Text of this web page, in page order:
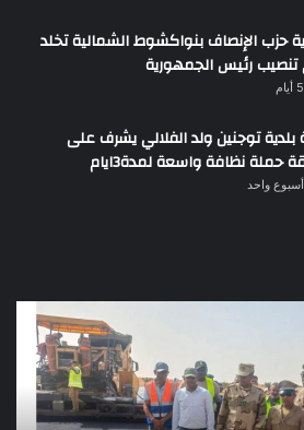
حزب الإنصاف بنواكشوط الشمالية تخلد
رئيس الجمهورية
توجنين ولد الفلالي يشرف على
حملة نظافة واسعة لمدة3ايام
واحد